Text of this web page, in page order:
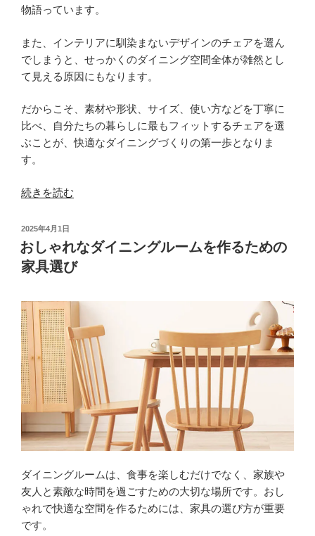
ド”
物語っています。
また、インテリアに馴染まないデザインのチェアを選ん
でしまうと、せっかくのダイニング空間全体が雑然とし
て見える原因にもなります。
だからこそ、素材や形状、サイズ、使い方などを丁寧に
比べ、自分たちの暮らしに最もフィットするチェアを選
ぶことが、快適なダイニングづくりの第一歩となりま
す。
“ダ
ニ
ン
グ
チ
ア
の
選
び
方
｜
快
適
な
り
心
地
と
続きを読む
投
稿
日:
2025年4月1日
おしゃれなダイニングルームを作るための
家具選び
ダイニングルームは、食事を楽しむだけでなく、家族や
友人と素敵な時間を過ごすための大切な場所です。おし
ゃれで快適な空間を作るためには、家具の選び方が重要
です。